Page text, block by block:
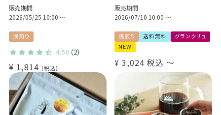
Brazil Fazenda Serra Das
Tres Barras / Yellow Bourbon
販売期間
2026/05/25 10:00 〜
浅煎り
4.50 （2）
¥ 1,814 税込
1kg）
品種：カトゥカイ・アス
焙煎度：浅煎り
COE Brazil Fazenda Vale Do
Cristal / Natural / Cup of
Excellence 2025 10位受賞ロ
ット 送料無料
販売期間
2026/07/10 10:00〜
浅煎り 送料無料
グランクリュ
NEW
¥ 3,024 税込 〜